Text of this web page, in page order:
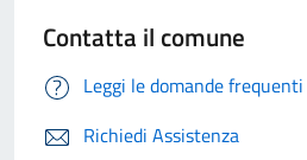
Contatta il comune
Leggi le domande frequenti
Richiedi Assistenza